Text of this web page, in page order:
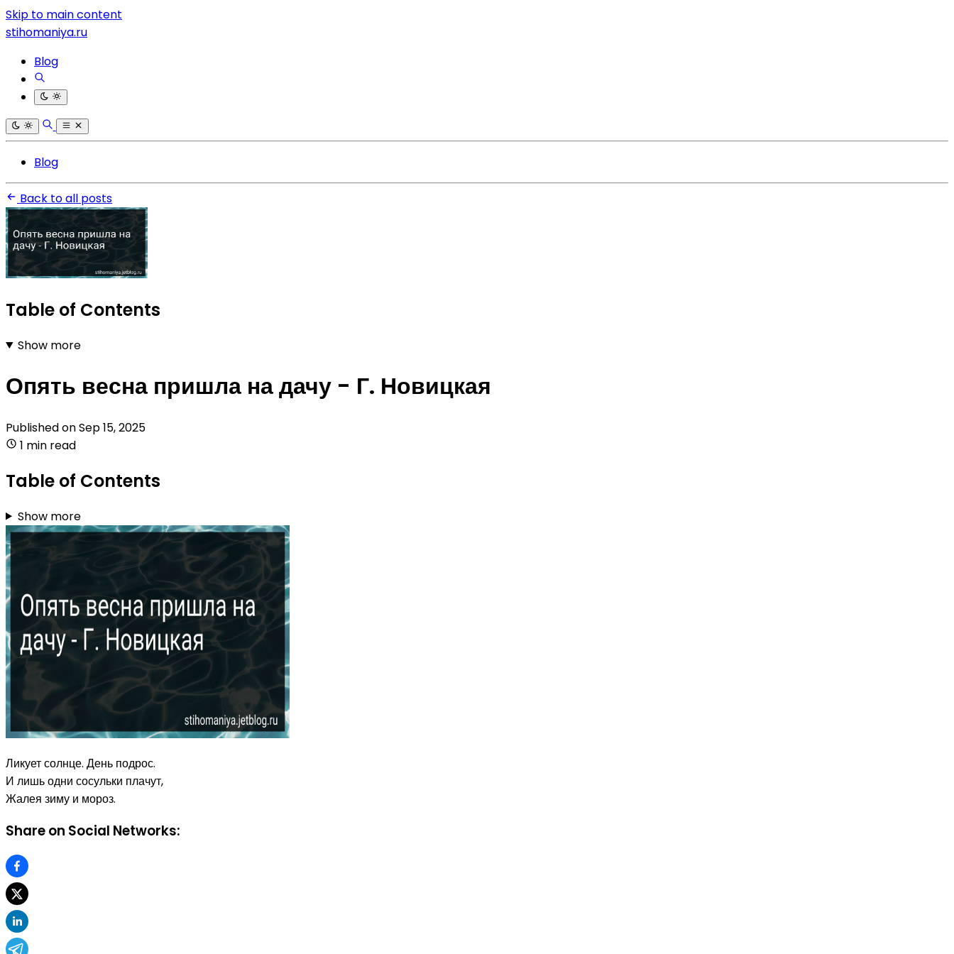
Skip to main content
stihomaniya.ru
Blog
Blog
Back to all posts
Table of Contents
Show more
Опять весна пришла на дачу - Г. Новицкая
Published onSep 15, 2025
1 min read
Table of Contents
Show more
Ликует солнце. День подрос.
И лишь одни сосульки плачут,
Жалея зиму и мороз.
Share on Social Networks: